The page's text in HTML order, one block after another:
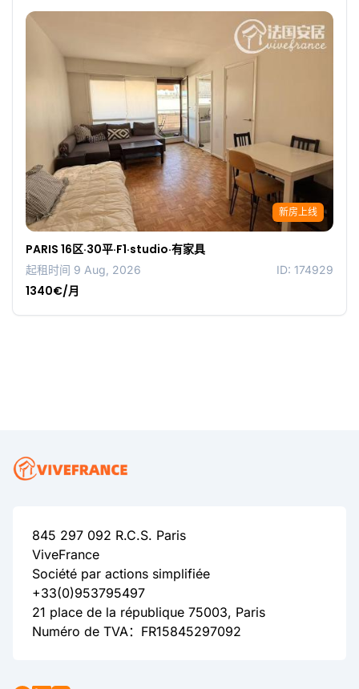
新房上线
PARIS 16区·30平·F1·studio·有家具
起租时间 9 Aug, 2026 ID: 174929
1340€/月
845 297 092 R.C.S. Paris
ViveFrance
Société par actions simplifiée
+33(0)953795497
21 place de la république 75003, Paris
Numéro de TVA：FR15845297092